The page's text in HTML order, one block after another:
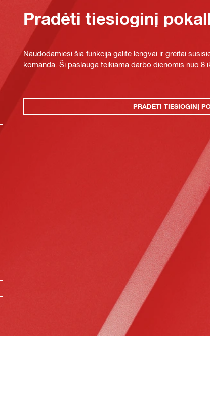
Pradėti tiesioginį
Naudodamiesi šia funkcija galite lengvai ir greitai
komanda. Ši paslauga teikiama darbo dienomis nuo 8
PRADĖTI TIESIOGINĮ